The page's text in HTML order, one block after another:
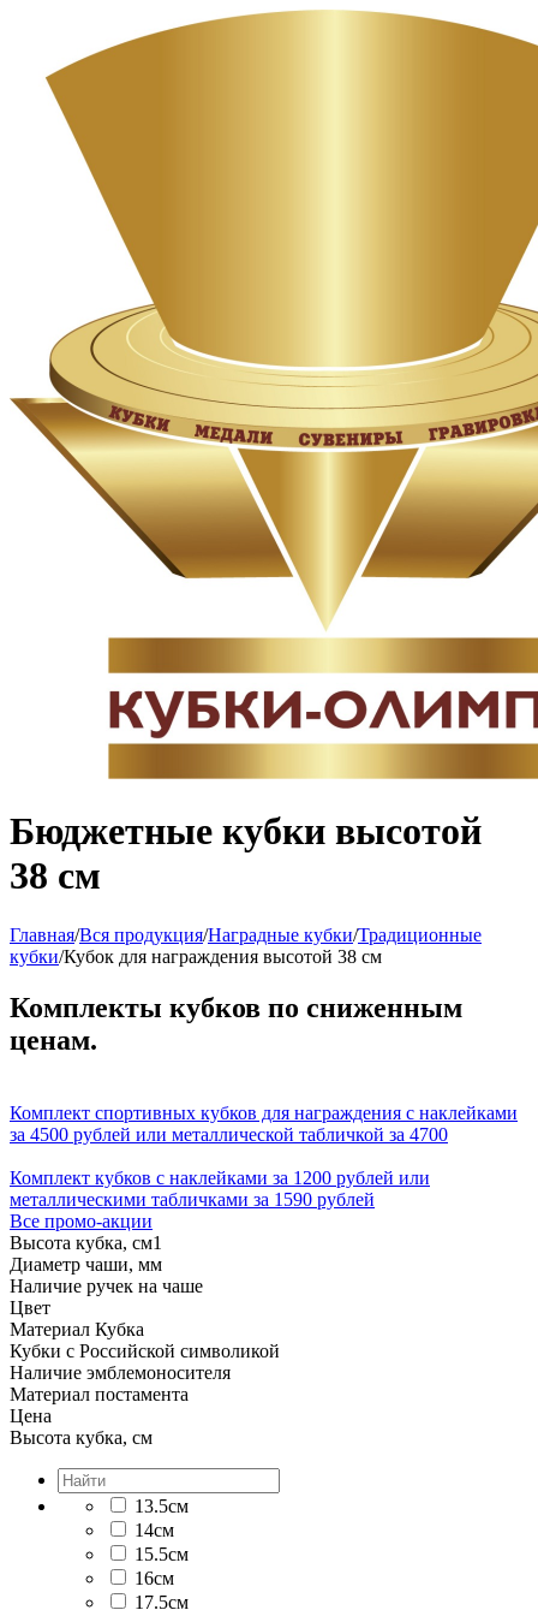
Бюджетные кубки высотой
38 см
Главная/Вся продукция/Наградные кубки/Традиционные
кубки/Кубок для награждения высотой 38 см
Комплекты кубков по сниженным
ценам.
Комплект спортивных кубков для награждения с наклейками
за 4500 рублей или металлической табличкой за 4700
Комплект кубков с наклейками за 1200 рублей или
металлическими табличками за 1590 рублей
Все промо-акции
Высота кубка, см1
Диаметр чаши, мм
Наличие ручек на чаше
Цвет
Материал Кубка
Кубки с Российской символикой
Наличие эмблемоносителя
Материал постамента
Цена
Высота кубка, см
13.5см
14см
15.5см
16см
17.5см